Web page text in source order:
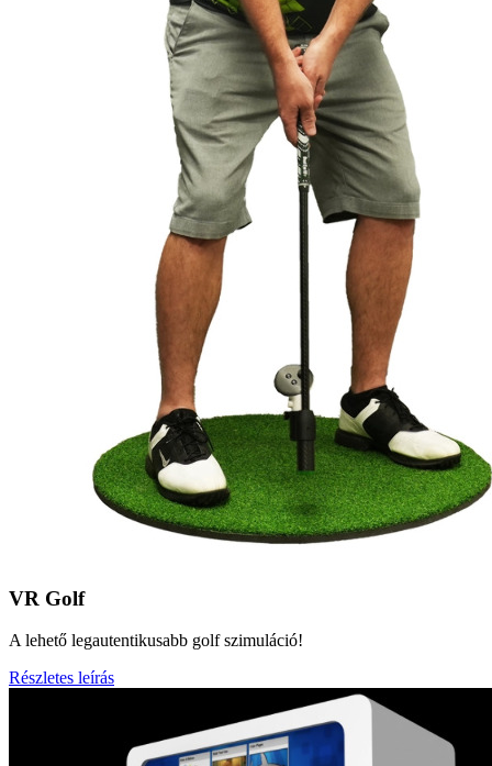
VR Golf
A lehető legautentikusabb golf szimuláció!
Részletes leírás